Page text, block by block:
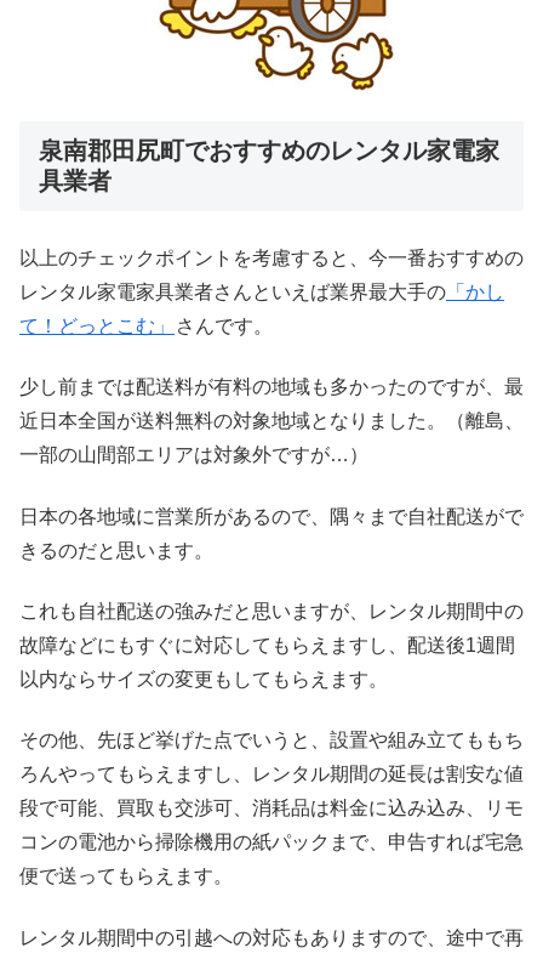
泉南郡田尻町でおすすめのレンタル家電家
具業者
以上のチェックポイントを考慮すると、今一番おすすめの
レンタル家電家具業者さんといえば業界最大手の 「かし
て！どっとこむ」
さんです。
少し前までは配送料が有料の地域も多かったのですが、最
近日本全国が送料無料の対象地域となりました。（離島、
一部の山間部エリアは対象外ですが…）
日本の各地域に営業所があるので、隅々まで自社配送がで
きるのだと思います。
これも自社配送の強みだと思いますが、レンタル期間中の
故障などにもすぐに対応してもらえますし、配送後1週間
以内ならサイズの変更もしてもらえます。
その他、先ほど挙げた点でいうと、設置や組み立てももち
ろんやってもらえますし、レンタル期間の延長は割安な値
段で可能、買取も交渉可、消耗品は料金に込み込み、リモ
コンの電池から掃除機用の紙パックまで、申告すれば宅急
便で送ってもらえます。
レンタル期間中の引越への対応もありますので、途中で再